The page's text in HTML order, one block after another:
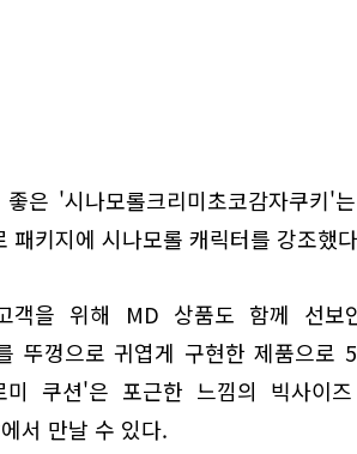
은 '시나모롤크리미초코감자쿠키'
패키지에 시나모롤 캐릭터를 강조했
객을 위해 MD 상품도 함께 선보
뚜껑으로 귀엽게 구현한 제품으로
미 쿠션'은 포근한 느낌의 빅사이
서 만날 수 있다.